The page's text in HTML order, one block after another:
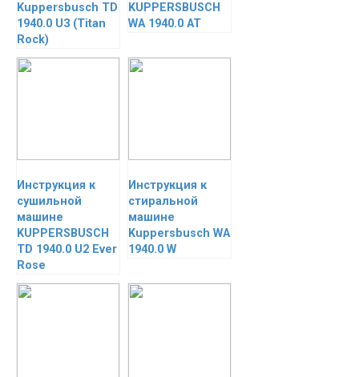
Kuppersbusch TD
1940.0 U3 (Titan
Rock)
KUPPERSBUSCH
WA 1940.0 AT
Инструкция к
сушильной
машине
KUPPERSBUSCH
TD 1940.0 U2 Ever
Rose
Инструкция к
стиральной
машине
Kuppersbusch WA
1940.0 W